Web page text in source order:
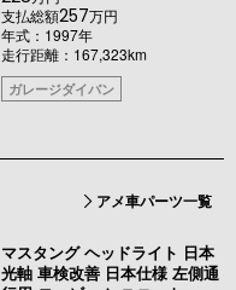
支払総額257万円
年式：1997年
走行距離：167,323km
ガレージダイバン
アメ車パーツ一覧
マスタング ヘッドライト 日本
光軸 車検改善 日本仕様 左側通